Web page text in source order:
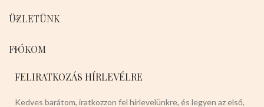
ÜZLETÜNK
FIÓKOM
FELIRATKOZÁS HÍRLEVÉLRE
Kedves barátom, iratkozzon fel hírlevelünkre, és legyen az első,